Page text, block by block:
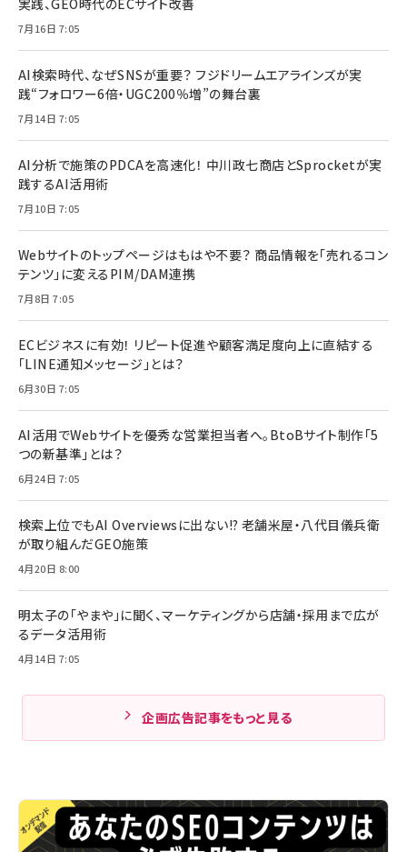
7月16日 7:05
AI検索時代、なぜSNSが重要？ フジドリームエアラインズが実
践“フォロワー6倍・UGC200％増”の舞台裏
7月14日 7:05
AI分析で施策のPDCAを高速化！ 中川政七商店とSprocketが実
践するAI活用術
7月10日 7:05
Webサイトのトップページはもはや不要？ 商品情報を「売れるコン
テンツ」に変えるPIM/DAM連携
7月8日 7:05
ECビジネスに有効！ リピート促進や顧客満足度向上に直結する
「LINE通知メッセージ」とは？
6月30日 7:05
AI活用でWebサイトを優秀な営業担当者へ。BtoBサイト制作「5
つの新基準」とは？
6月24日 7:05
検索上位でもAI Overviewsに出ない!? 老舗米屋・八代目儀兵衛
が取り組んだGEO施策
4月20日 8:00
明太子の「やまや」に聞く、マーケティングから店舗・採用まで広が
るデータ活用術
4月14日 7:05
企画広告記事をもっと見る